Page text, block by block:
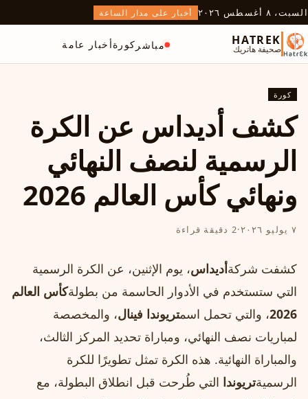
السبت، ٨ أغسطس ٢٠٢٦ أخبار على مدار الساعة
HATREK
صحيفة هاتريك مباشر كورةأخبار عامة
كورة
كشف أديداس عن الكرة
الرسمية لنصف النهائي
ونهائي كأس العالم 2026
٧ يوليو ٢٠٢٦ ·2 دقيقة قراءة
كشفت شركةأديداس، يوم الإثنين، عن الكرة الرسمية
التي ستستخدم في الأدوار الحاسمة من بطولةكأس العالم
2026، والتي تحمل اسمتريوندا فينال، والمخصصة
لمباريات نصف النهائي، ومباراة تحديد المركز الثالث،
والمباراة النهائية. هذه الكرة تمثل تطويرًا للكرة
الرسميةتريوندا التي طُرحت قبل انطلاق البطولة، مع